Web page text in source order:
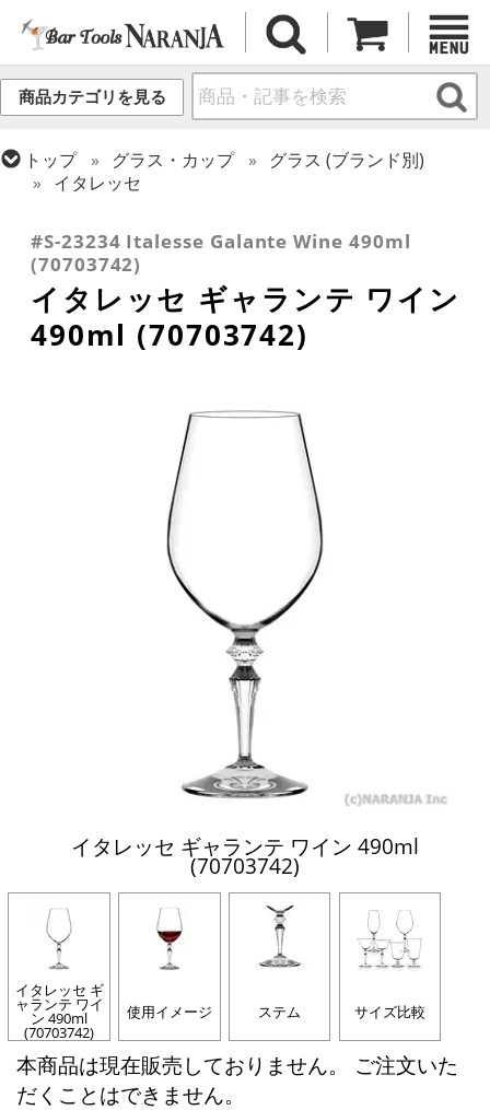
商品カテゴリを見る
トップ グラス・カップ
グラス (ブランド別)
イタレッセ
ワイングラス
#S-23234 Italesse Galante Wine 490ml
(70703742)
イタレッセ ギャランテ ワイン
490ml (70703742)
イタレッセ ギャランテ ワイン 490ml
(70703742)
イタレッセ ギ
ャランテ ワイ
ン 490ml
(70703742)
使用イメージ ステム サイズ比較
本商品は現在販売しておりません。 ご注文いた
だくことはできません。